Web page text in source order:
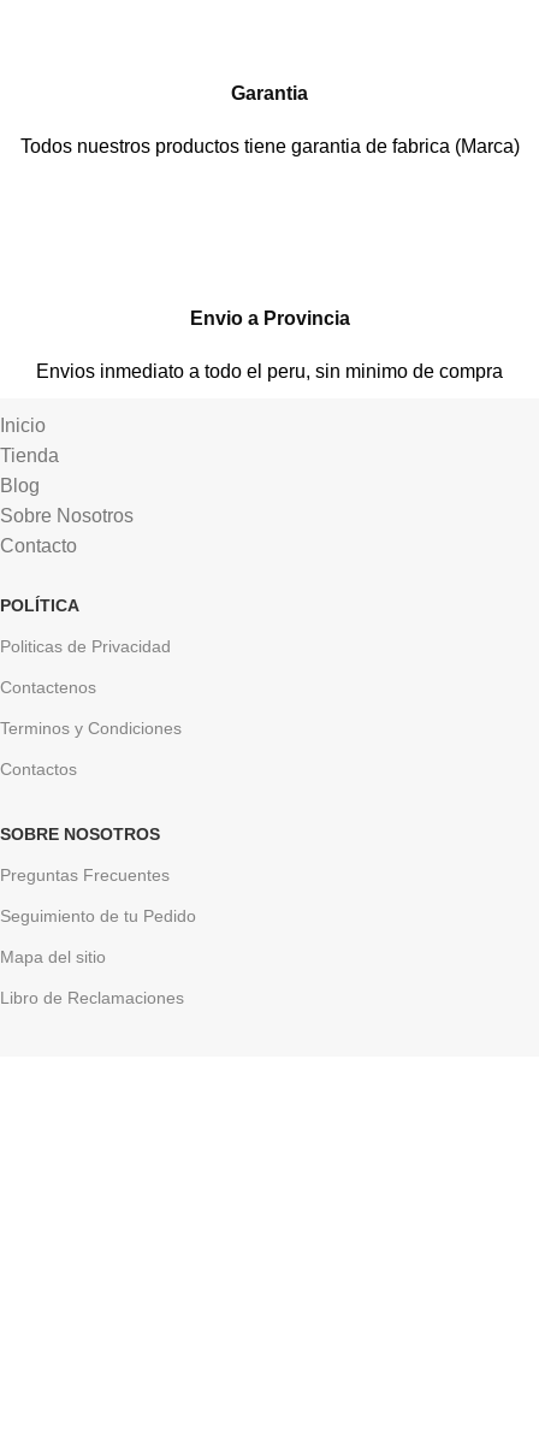
Garantia
Todos nuestros productos tiene garantia de fabrica (Marca)
Envio a Provincia
Envios inmediato a todo el peru, sin minimo de compra
Inicio
Tienda
Blog
Sobre Nosotros
Contacto
POLÍTICA
Politicas de Privacidad
Contactenos
Terminos y Condiciones
Contactos
SOBRE NOSOTROS
Preguntas Frecuentes
Seguimiento de tu Pedido
Mapa del sitio
Libro de Reclamaciones